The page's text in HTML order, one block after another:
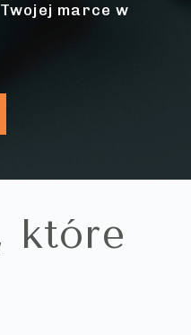
marce w
które